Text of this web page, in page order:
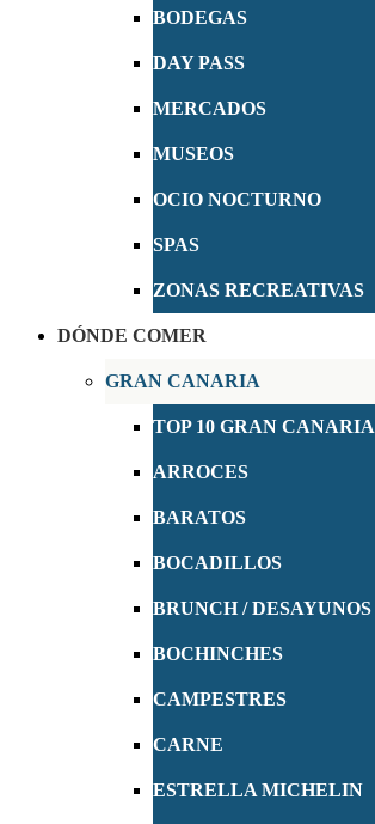
BODEGAS
DAY PASS
MERCADOS
MUSEOS
OCIO NOCTURNO
SPAS
ZONAS RECREATIVAS
DÓNDE COMER
GRAN CANARIA
TOP 10 GRAN CANARIA
ARROCES
BARATOS
BOCADILLOS
BRUNCH / DESAYUNOS
BOCHINCHES
CAMPESTRES
CARNE
ESTRELLA MICHELIN